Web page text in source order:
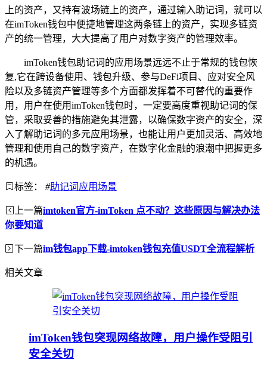
上的资产，又持有波场链上的资产，通过输入助记词，就可以
在imToken钱包中便捷地管理这两条链上的资产，实现多链资
产的统一管理，大大提高了用户对数字资产的管理效率。
imToken钱包助记词的应用场景远远不止于常规的钱包恢
复,它在跨设备使用、钱包升级、参与DeFi项目、应对安全风
险以及多链资产管理等多个方面都发挥着不可替代的重要作
用，用户在使用imToken钱包时，一定要高度重视助记词的保
管，采取妥善的措施避免其泄露，以确保数字资产的安全，深
入了解助记词的多元应用场景，也能让用户更加灵活、高效地
管理和使用自己的数字资产，在数字化金融的浪潮中把握更多
的机遇。
标签： #助记词应用场景
上一篇imtoken官方-imToken 点不动？这些原因与解决办法
你要知道
下一篇im钱包app下载-imtoken钱包充值USDT全流程解析
相关文章
imToken钱包突现网络故障，用户操作受阻引
安全关切